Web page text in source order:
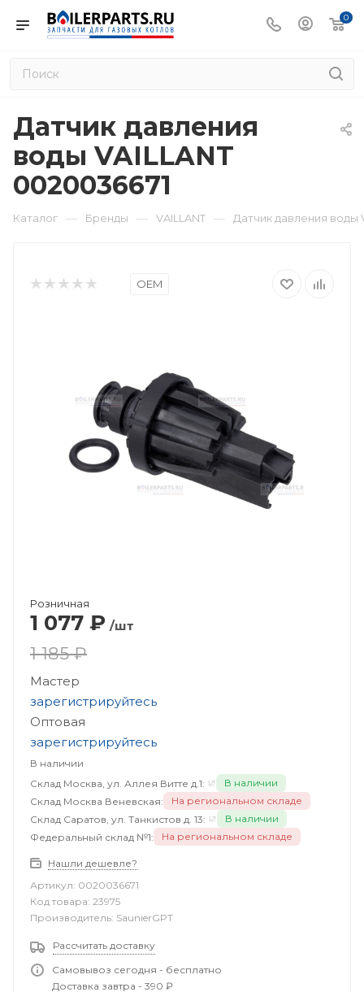
0
Датчик давления
воды VAILLANT
0020036671
Каталог — Бренды — VAILLANT — Датчик давления воды
OEM
Розничная
1 077 ₽ /шт
1 185 ₽
Мастер
зарегистрируйтесь
Оптовая
зарегистрируйтесь
В наличии
Склад Москва, ул. Аллея Витте д.1:
В наличии
Склад Москва Веневская:
На региональном складе
Склад Саратов, ул. Танкистов д. 13:
В наличии
Федеральный склад №1:
На региональном складе
Нашли дешевле?
Артикул: 0020036671
Код товара: 23975
Производитель: SaunierGPT
Рассчитать доставку
Самовывоз сегодня - бесплатно
Доставка завтра - 390 ₽